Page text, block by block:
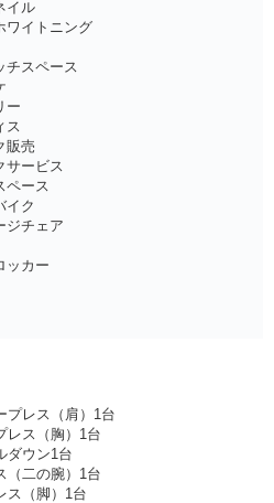
イル
ワイトニング
チスペース
ー
ス
販売
サービス
ペース
イク
ジチェア
ッカー
プレス（肩）1台
レス（胸）1台
ダウン1台
（二の腕）1台
ス（脚）1台